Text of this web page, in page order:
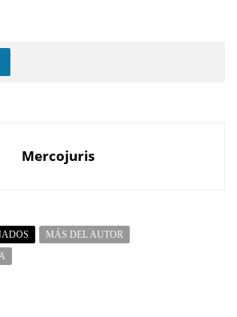
Mercojuris
MÁS DEL AUTOR